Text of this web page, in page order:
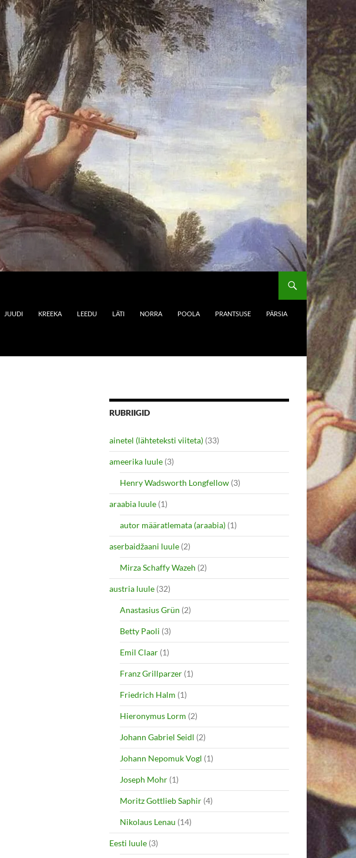
JUUDI KREEKA LEEDU LÄTI NORRA POOLA PRANTSUSE PÄRSIA
RUBRIIGID
ainetel (lähteteksti viiteta) (33)
ameerika luule (3)
Henry Wadsworth Longfellow (3)
araabia luule (1)
autor määratlemata (araabia) (1)
aserbaidžaani luule (2)
Mirza Schaffy Wazeh (2)
austria luule (32)
Anastasius Grün (2)
Betty Paoli (3)
Emil Claar (1)
Franz Grillparzer (1)
Friedrich Halm (1)
Hieronymus Lorm (2)
Johann Gabriel Seidl (2)
Johann Nepomuk Vogl (1)
Joseph Mohr (1)
Moritz Gottlieb Saphir (4)
Nikolaus Lenau (14)
Eesti luule (3)